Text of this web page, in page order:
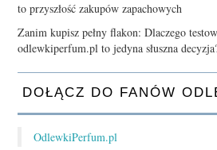
to przyszłość zakupów zapachowych
Zanim kupisz pełny flakon: Dlaczego
odlewkiperfum.pl to jedyna słuszna
DOŁĄCZ DO FANÓW
OdlewkiPerfum.pl